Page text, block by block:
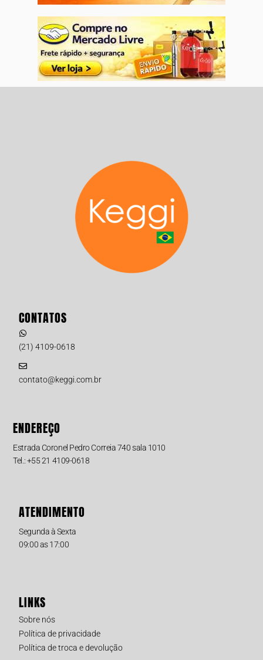
CONTATOS
(21) 4109-0618
contato@keggi.com.br
ENDEREÇO
Estrada Coronel Pedro Correia 740 sala 1010
Tel.: +55 21 4109-0618
ATENDIMENTO
Segunda à Sexta
09:00 as 17:00
LINKS
Sobre nós
Política de privacidade
Política de troca e devolução